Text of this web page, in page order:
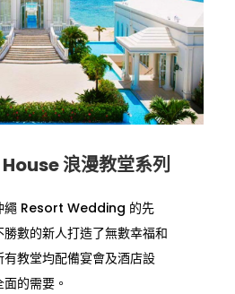
浪漫教堂系列
繩 Resort Wedding 的先
數的新人打造了無數幸福和
教堂均配備宴會及酒店設
的需要。